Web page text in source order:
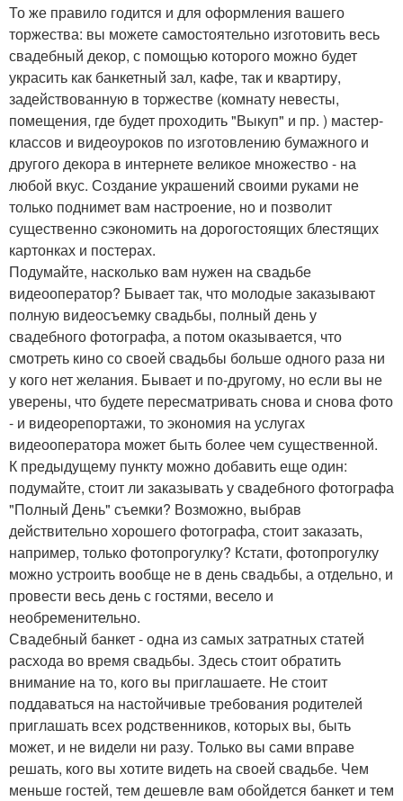
То же правило годится и для оформления вашего
торжества: вы можете самостоятельно изготовить весь
свадебный декор, с помощью которого можно будет
украсить как банкетный зал, кафе, так и квартиру,
задействованную в торжестве (комнату невесты,
помещения, где будет проходить "Выкуп" и пр. ) мастер-
классов и видеоуроков по изготовлению бумажного и
другого декора в интернете великое множество - на
любой вкус. Создание украшений своими руками не
только поднимет вам настроение, но и позволит
существенно сэкономить на дорогостоящих блестящих
картонках и постерах.
Подумайте, насколько вам нужен на свадьбе
видеооператор? Бывает так, что молодые заказывают
полную видеосъемку свадьбы, полный день у
свадебного фотографа, а потом оказывается, что
смотреть кино со своей свадьбы больше одного раза ни
у кого нет желания. Бывает и по-другому, но если вы не
уверены, что будете пересматривать снова и снова фото
- и видеорепортажи, то экономия на услугах
видеооператора может быть более чем существенной.
К предыдущему пункту можно добавить еще один:
подумайте, стоит ли заказывать у свадебного фотографа
"Полный День" съемки? Возможно, выбрав
действительно хорошего фотографа, стоит заказать,
например, только фотопрогулку? Кстати, фотопрогулку
можно устроить вообще не в день свадьбы, а отдельно, и
провести весь день с гостями, весело и
необременительно.
Свадебный банкет - одна из самых затратных статей
расхода во время свадьбы. Здесь стоит обратить
внимание на то, кого вы приглашаете. Не стоит
поддаваться на настойчивые требования родителей
приглашать всех родственников, которых вы, быть
может, и не видели ни разу. Только вы сами вправе
решать, кого вы хотите видеть на своей свадьбе. Чем
меньше гостей, тем дешевле вам обойдется банкет и тем